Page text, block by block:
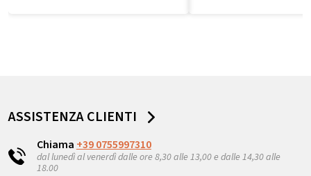
ASSISTENZA CLIENTI
Chiama +39 0755997310
dal lunedì al venerdì dalle ore 8,30 alle 13,00 e dalle 14,30 alle
18.00